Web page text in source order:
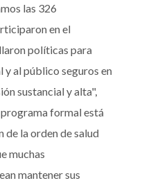
las 326
en el
políticas para
y al público seguros en
sustancial y alta",
formal está
de la orden de salud
muchas
mantener sus